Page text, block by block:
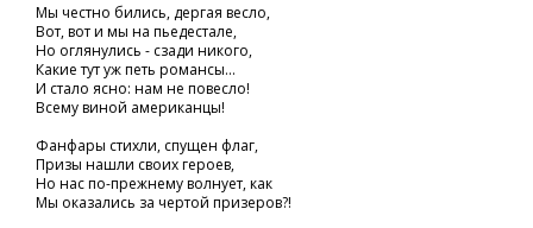
Мы честно бились, дергая весло,
Вот, вот и мы на пьедестале,
Но оглянулись - сзади никого,
Какие тут уж петь романсы...
И стало ясно: нам не повесло!
Всему виной американцы!
Фанфары стихли, спущен флаг,
Призы нашли своих героев,
Но нас по-прежнему волнует, как
Мы оказались за чертой призеров?!